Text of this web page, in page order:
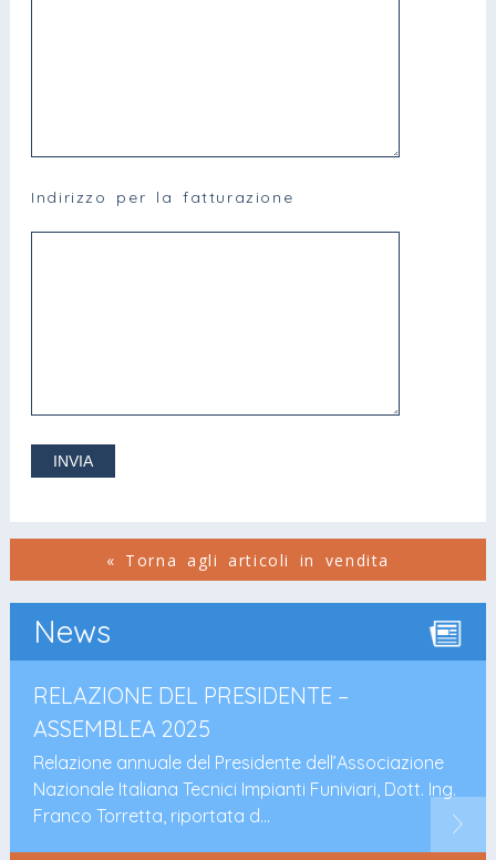
Indirizzo per la fatturazione
« Torna agli articoli in vendita
News
RELAZIONE DEL PRESIDENTE –
ASSEMBLEA 2025
Relazione annuale del Presidente dell’Associazione
Nazionale Italiana Tecnici Impianti Funiviari, Dott. Ing.
Franco Torretta, riportata d...